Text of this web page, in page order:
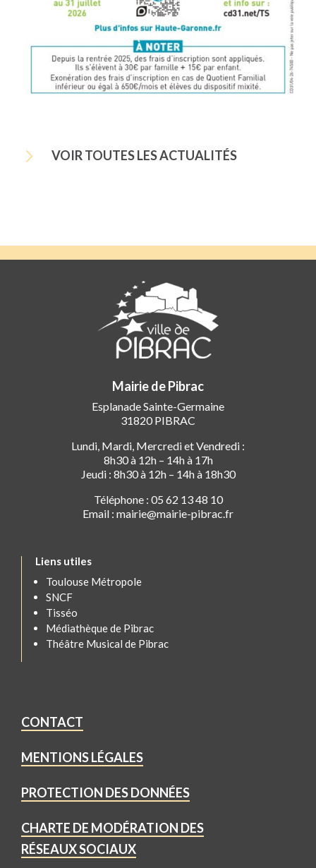
5 VOIR TOUTES LES ACTUALITÉS
Mairie de Pibrac
Esplanade Sainte-Germaine
31820 PIBRAC
Lundi, Mardi, Mercredi et Vendredi :
8h30 à 12h – 14h à 17h
Jeudi : 8h30 à 12h – 14h à 18h30
Téléphone : 05 62 13 48 10
Email : mairie@mairie-pibrac.fr
Liens utiles
Toulouse Métropole
SNCF
Tisséo
Médiathèque de Pibrac
Théâtre Musical de Pibrac
CONTACT
MENTIONS LÉGALES
PROTECTION DES DONNÉES
CHARTE DE MODÉRATION DES
RÉSEAUX SOCIAUX